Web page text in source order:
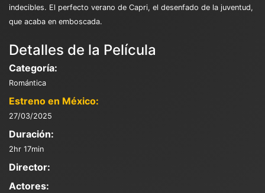
indecibles. El perfecto verano de Capri, el desenfado de la juventud,
que acaba en emboscada.
Detalles de la Película
Categoría:
Romántica
Estreno en México:
27/03/2025
Duración:
2hr 17min
Director:
Actores: